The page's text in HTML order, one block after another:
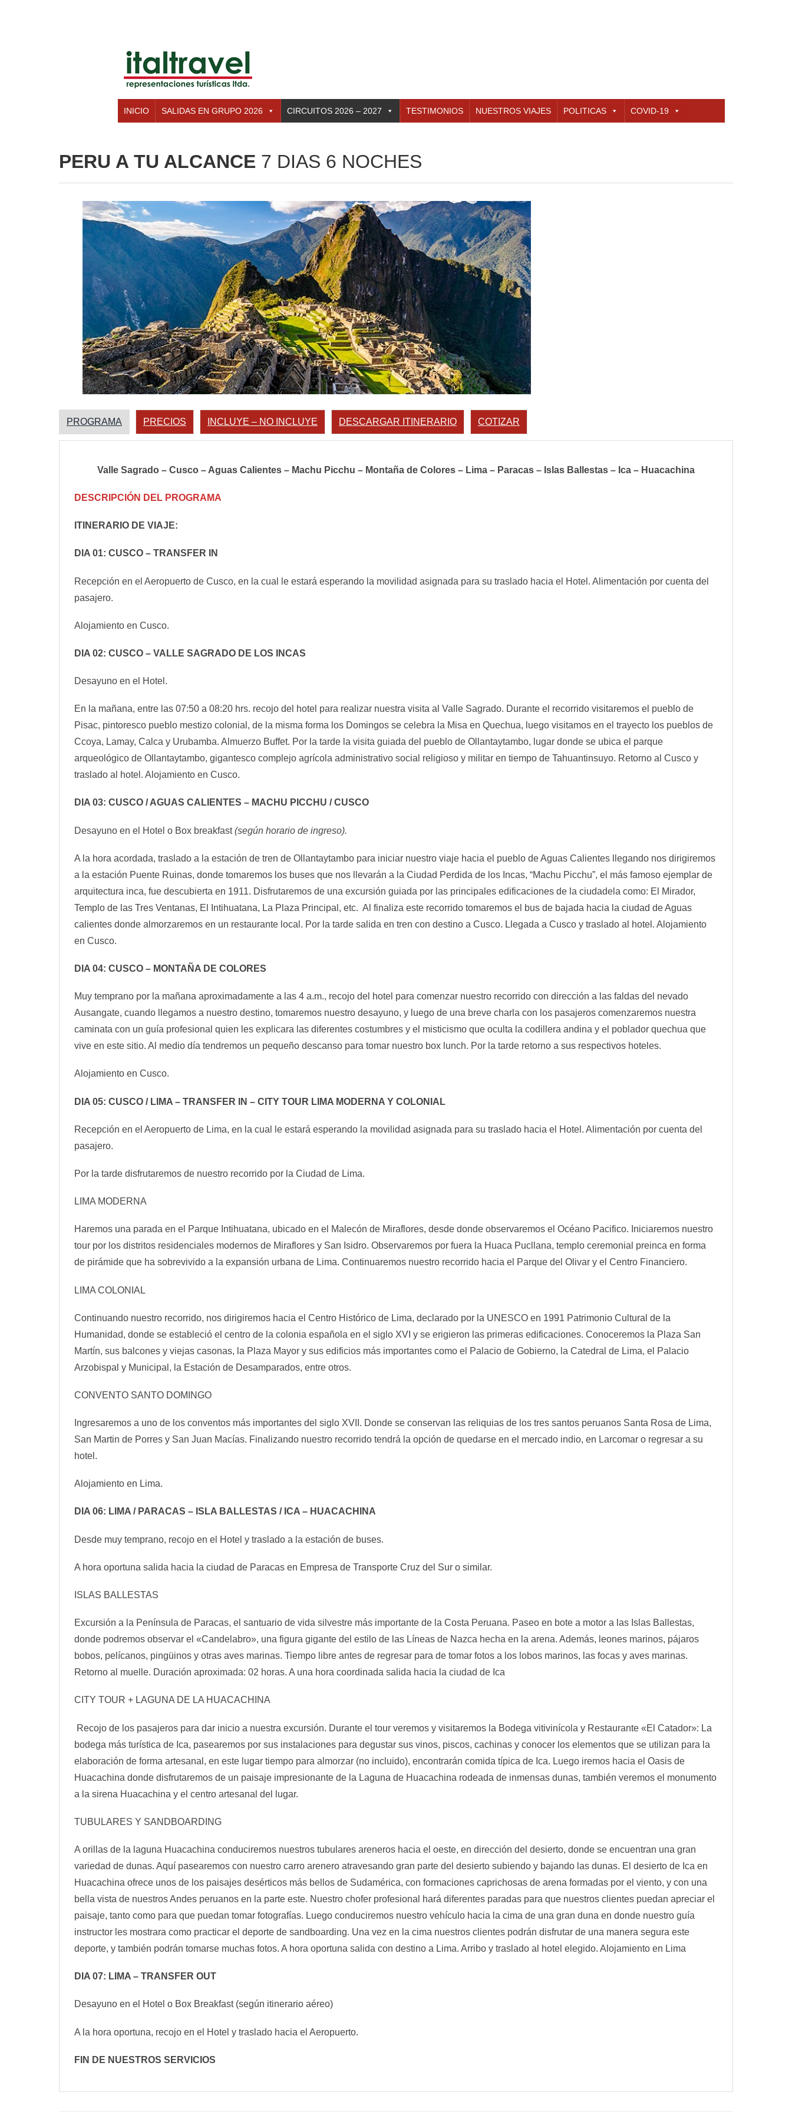
INICIO SALIDAS EN GRUPO 2026 CIRCUITOS 2026 – 2027 TESTIMONIOS NUESTROS VIAJES POLITICAS COVID-19
PERU A TU ALCANCE 7 DIAS 6 NOCHES
PROGRAMA PRECIOS INCLUYE – NO INCLUYE DESCARGAR ITINERARIO COTIZAR
Valle Sagrado – Cusco – Aguas Calientes – Machu Picchu – Montaña de Colores – Lima – Paracas – Islas Ballestas – Ica – Huacachina
DESCRIPCIÓN DEL PROGRAMA
ITINERARIO DE VIAJE:
DIA 01: CUSCO – TRANSFER IN
Recepción en el Aeropuerto de Cusco, en la cual le estará esperando la movilidad asignada para su traslado hacia el Hotel. Alimentación por cuenta del
pasajero.
Alojamiento en Cusco.
DIA 02: CUSCO – VALLE SAGRADO DE LOS INCAS
Desayuno en el Hotel.
En la mañana, entre las 07:50 a 08:20 hrs. recojo del hotel para realizar nuestra visita al Valle Sagrado. Durante el recorrido visitaremos el pueblo de
Pisac, pintoresco pueblo mestizo colonial, de la misma forma los Domingos se celebra la Misa en Quechua, luego visitamos en el trayecto los pueblos de
Ccoya, Lamay, Calca y Urubamba. Almuerzo Buffet. Por la tarde la visita guiada del pueblo de Ollantaytambo, lugar donde se ubica el parque
arqueológico de Ollantaytambo, gigantesco complejo agrícola administrativo social religioso y militar en tiempo de Tahuantinsuyo. Retorno al Cusco y
traslado al hotel. Alojamiento en Cusco.
DIA 03: CUSCO / AGUAS CALIENTES – MACHU PICCHU / CUSCO
Desayuno en el Hotel o Box breakfast(según horario de ingreso).
A la hora acordada, traslado a la estación de tren de Ollantaytambo para iniciar nuestro viaje hacia el pueblo de Aguas Calientes llegando nos dirigiremos
a la estación Puente Ruinas, donde tomaremos los buses que nos llevarán a la Ciudad Perdida de los Incas, “Machu Picchu”, el más famoso ejemplar de
arquitectura inca, fue descubierta en 1911. Disfrutaremos de una excursión guiada por las principales edificaciones de la ciudadela como: El Mirador,
Templo de las Tres Ventanas, El Intihuatana, La Plaza Principal, etc. Al finaliza este recorrido tomaremos el bus de bajada hacia la ciudad de Aguas
calientes donde almorzaremos en un restaurante local. Por la tarde salida en tren con destino a Cusco. Llegada a Cusco y traslado al hotel. Alojamiento
en Cusco.
DIA 04: CUSCO – MONTAÑA DE COLORES
Muy temprano por la mañana aproximadamente a las 4 a.m., recojo del hotel para comenzar nuestro recorrido con dirección a las faldas del nevado
Ausangate, cuando llegamos a nuestro destino, tomaremos nuestro desayuno, y luego de una breve charla con los pasajeros comenzaremos nuestra
caminata con un guía profesional quien les explicara las diferentes costumbres y el misticismo que oculta la codillera andina y el poblador quechua que
vive en este sitio. Al medio día tendremos un pequeño descanso para tomar nuestro box lunch. Por la tarde retorno a sus respectivos hoteles.
Alojamiento en Cusco.
DIA 05: CUSCO / LIMA – TRANSFER IN – CITY TOUR LIMA MODERNA Y COLONIAL
Recepción en el Aeropuerto de Lima, en la cual le estará esperando la movilidad asignada para su traslado hacia el Hotel. Alimentación por cuenta del
pasajero.
Por la tarde disfrutaremos de nuestro recorrido por la Ciudad de Lima.
LIMA MODERNA
Haremos una parada en el Parque Intihuatana, ubicado en el Malecón de Miraflores, desde donde observaremos el Océano Pacifico. Iniciaremos nuestro
tour por los distritos residenciales modernos de Miraflores y San Isidro. Observaremos por fuera la Huaca Pucllana, templo ceremonial preinca en forma
de pirámide que ha sobrevivido a la expansión urbana de Lima. Continuaremos nuestro recorrido hacia el Parque del Olivar y el Centro Financiero.
LIMA COLONIAL
Continuando nuestro recorrido, nos dirigiremos hacia el Centro Histórico de Lima, declarado por la UNESCO en 1991 Patrimonio Cultural de la
Humanidad, donde se estableció el centro de la colonia española en el siglo XVI y se erigieron las primeras edificaciones. Conoceremos la Plaza San
Martín, sus balcones y viejas casonas, la Plaza Mayor y sus edificios más importantes como el Palacio de Gobierno, la Catedral de Lima, el Palacio
Arzobispal y Municipal, la Estación de Desamparados, entre otros.
CONVENTO SANTO DOMINGO
Ingresaremos a uno de los conventos más importantes del siglo XVII. Donde se conservan las reliquias de los tres santos peruanos Santa Rosa de Lima,
San Martin de Porres y San Juan Macías. Finalizando nuestro recorrido tendrá la opción de quedarse en el mercado indio, en Larcomar o regresar a su
hotel.
Alojamiento en Lima.
DIA 06: LIMA / PARACAS – ISLA BALLESTAS / ICA – HUACACHINA
Desde muy temprano, recojo en el Hotel y traslado a la estación de buses.
A hora oportuna salida hacia la ciudad de Paracas en Empresa de Transporte Cruz del Sur o similar.
ISLAS BALLESTAS
Excursión a la Península de Paracas, el santuario de vida silvestre más importante de la Costa Peruana. Paseo en bote a motor a las Islas Ballestas,
donde podremos observar el «Candelabro», una figura gigante del estilo de las Líneas de Nazca hecha en la arena. Además, leones marinos, pájaros
bobos, pelícanos, pingüinos y otras aves marinas. Tiempo libre antes de regresar para de tomar fotos a los lobos marinos, las focas y aves marinas.
Retorno al muelle. Duración aproximada: 02 horas. A una hora coordinada salida hacia la ciudad de Ica
CITY TOUR + LAGUNA DE LA HUACACHINA
Recojo de los pasajeros para dar inicio a nuestra excursión. Durante el tour veremos y visitaremos la Bodega vitivinícola y Restaurante «El Catador»: La
bodega más turística de Ica, pasearemos por sus instalaciones para degustar sus vinos, piscos, cachinas y conocer los elementos que se utilizan para la
elaboración de forma artesanal, en este lugar tiempo para almorzar (no incluido), encontrarán comida típica de Ica. Luego iremos hacia el Oasis de
Huacachina donde disfrutaremos de un paisaje impresionante de la Laguna de Huacachina rodeada de inmensas dunas, también veremos el monumento
a la sirena Huacachina y el centro artesanal del lugar.
TUBULARES Y SANDBOARDING
A orillas de la laguna Huacachina conduciremos nuestros tubulares areneros hacia el oeste, en dirección del desierto, donde se encuentran una gran
variedad de dunas. Aquí pasearemos con nuestro carro arenero atravesando gran parte del desierto subiendo y bajando las dunas. El desierto de Ica en
Huacachina ofrece unos de los paisajes desérticos más bellos de Sudamérica, con formaciones caprichosas de arena formadas por el viento, y con una
bella vista de nuestros Andes peruanos en la parte este. Nuestro chofer profesional hará diferentes paradas para que nuestros clientes puedan apreciar el
paisaje, tanto como para que puedan tomar fotografías. Luego conduciremos nuestro vehículo hacia la cima de una gran duna en donde nuestro guía
instructor les mostrara como practicar el deporte de sandboarding. Una vez en la cima nuestros clientes podrán disfrutar de una manera segura este
deporte, y también podrán tomarse muchas fotos. A hora oportuna salida con destino a Lima. Arribo y traslado al hotel elegido. Alojamiento en Lima
DIA 07: LIMA – TRANSFER OUT
Desayuno en el Hotel o Box Breakfast (según itinerario aéreo)
A la hora oportuna, recojo en el Hotel y traslado hacia el Aeropuerto.
FIN DE NUESTROS SERVICIOS